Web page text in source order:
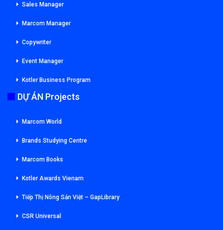
Sales Manager
Marcom Manager
Copywriter
Event Manager
Kotler Business Program
DỰ ÁN Projects
Marcom World
Brands Studying Centre
Marcom Books
Kotler Awards Vienam
Tiếp Thị Nông Sản Việt – GapLibrary
CSR Universal